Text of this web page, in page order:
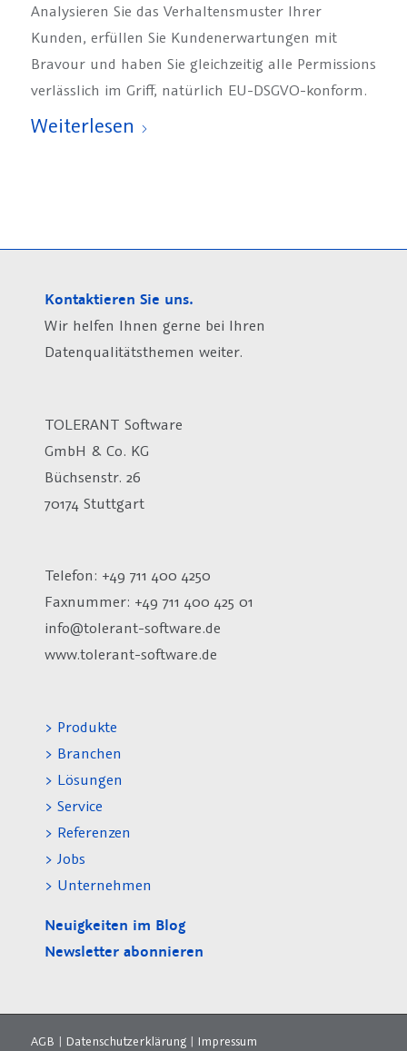
Analysieren Sie das Verhaltensmuster Ihrer
Kunden, erfüllen Sie Kunden­erwartungen mit
Bravour und haben Sie gleichzeitig alle Permissions
verlässlich im Griff, natürlich EU-DSGVO-konform.
Weiterlesen
Kontaktieren Sie uns.
Wir helfen Ihnen gerne bei Ihren
Datenqualitätsthemen weiter.
TOLERANT Software
GmbH & Co. KG
Büchsenstr. 26
70174 Stuttgart
Telefon: +49 711 400 4250
Faxnummer: +49 711 400 425 01
info@tolerant-software.de
www.tolerant-software.de
> Produkte
> Branchen
> Lösungen
> Service
> Referenzen
> Jobs
> Unternehmen
Neuigkeiten im Blog
Newsletter abonnieren
AGB | Datenschutzerklärung| Impressum